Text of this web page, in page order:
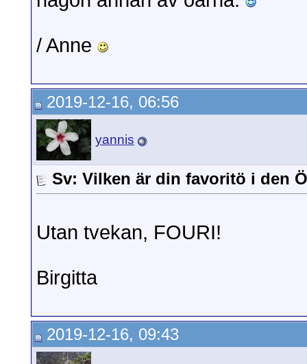
/ Anne
2019-12-16, 06:56
yannis
Sv: Vilken är din favoritö i den
Utan tvekan, FOURI!
Birgitta
2019-12-16, 09:43